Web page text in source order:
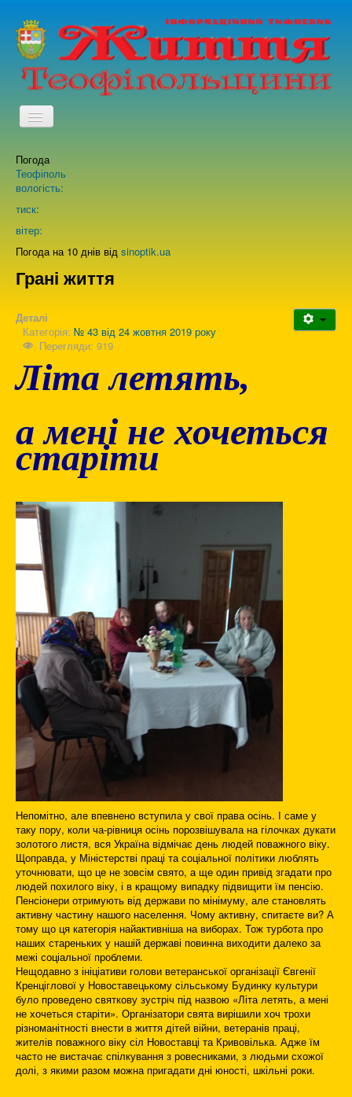
TPL_PROTOSTAR_TOGGLE_MENU
Про нас
Погода
Теофіполь
вологість:
тиск:
вітер:
Погода на 10 днів від sinoptik.ua
Грані життя
Деталі
Категорія: № 43 від 24 жовтня 2019 року
Перегляди: 919
Літа летять,
а мені не хочеться
старіти
Непомітно, але впевнено вступила у свої права осінь. І саме у
таку пору, коли ча-рівниця осінь порозвішувала на гілочках дукати
золотого листя, вся Україна відмічає день людей поважного віку.
Щоправда, у Міністерстві праці та соціальної політики люблять
уточнювати, що це не зовсім свято, а ще один привід згадати про
людей похилого віку, і в кращому випадку підвищити їм пенсію.
Пенсіонери отримують від держави по мінімуму, але становлять
активну частину нашого населення. Чому активну, спитаєте ви? А
тому що ця категорія найактивніша на виборах. Тож турбота про
наших стареньких у нашій державі повинна виходити далеко за
межі соціальної проблеми.
Нещодавно з ініціативи голови ветеранської організації Євгенії
Кренціглової у Новоставецькому сільському Будинку культури
було проведено святкову зустріч під назвою «Літа летять, а мені
не хочеться старіти». Організатори свята вирішили хоч трохи
різноманітності внести в життя дітей війни, ветеранів праці,
жителів поважного віку сіл Новоставці та Кривовілька. Адже їм
часто не вистачає спілкування з ровесниками, з людьми схожої
долі, з якими разом можна пригадати дні юності, шкільні роки.